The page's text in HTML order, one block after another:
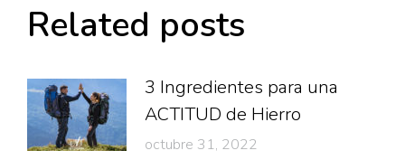
Related posts
3 Ingredientes para una
ACTITUD de Hierro
octubre 31, 2022